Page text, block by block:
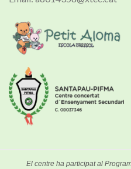
El centre ha participat al